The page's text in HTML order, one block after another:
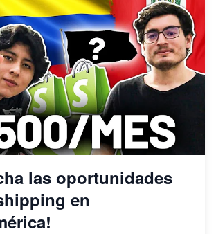
las oportunidades
en